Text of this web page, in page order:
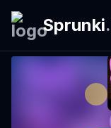
Sprunki.